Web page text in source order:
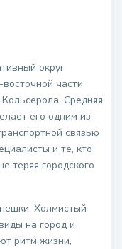
округ
части
Средняя
его одним из
связью
и те, кто
теряя городского
Холмистый
на город и
ритм жизни,